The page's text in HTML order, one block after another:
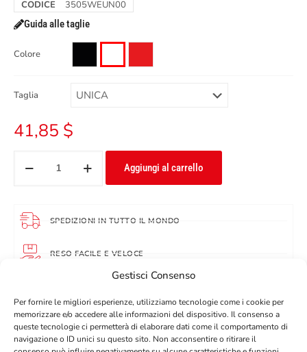
Gestisci Consenso
Per fornire le migliori esperienze, utilizziamo tecnologie come i cookie per
memorizzare e/o accedere alle informazioni del dispositivo. Il consenso a
queste tecnologie ci permetterà di elaborare dati come il comportamento di
navigazione o ID unici su questo sito. Non acconsentire o ritirare il
CODICE
3505WEUN00
Guida alle taglie
Colore
Taglia
41,85 $
Aggiungi al carrello
SPEDIZIONI IN TUTTO IL MONDO
RESO FACILE E VELOCE
10% SCONTO SUL PRIMO ORDINE CON L'ISCRIZIONE ALLA
DESCRIZIONE